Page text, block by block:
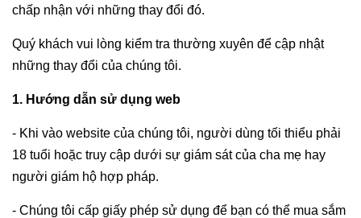
chấp nhận với những thay đổi đó.
Quý khách vui lòng kiểm tra thường xuyên để cập nhật
những thay đổi của chúng tôi.
1. Hướng dẫn sử dụng web
- Khi vào website của chúng tôi, người dùng tối thiểu phải
18 tuổi hoặc truy cập dưới sự giám sát của cha mẹ hay
người giám hộ hợp pháp.
- Chúng tôi cấp giấy phép sử dụng để bạn có thể mua sắm